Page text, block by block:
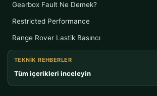
Gearbox Fault Ne Demek?
Restricted Performance
Range Rover Lastik Basıncı
TEKNIK REHBERLER
Tüm içerikleri inceleyin